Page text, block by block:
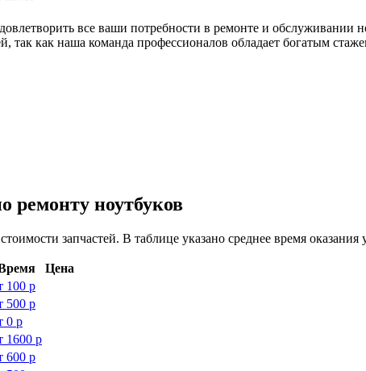
все ваши потребности в ремонте и обслуживании
так как наша команда профессионалов обладает богатым
ремонту ноутбуков
запчастей. В таблице указано среднее время
Цена
100 р
500 р
0 р
1600 р
600 р